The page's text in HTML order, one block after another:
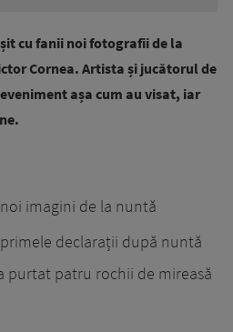
cu fanii noi fotografii de la
Cornea. Artista și jucătorul de
așa cum au visat, iar
imagini de la nuntă
declarații după nuntă
purtat patru rochii de mireasă